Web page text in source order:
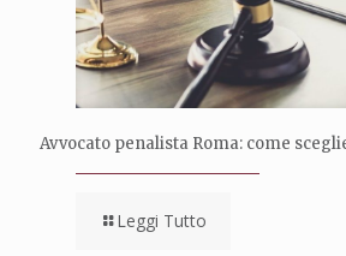
Avvocato penalista Roma: come
Leggi Tutto